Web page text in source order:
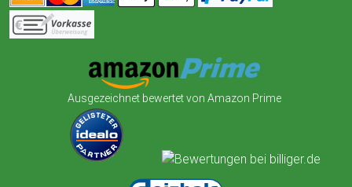
Ausgezeichnet bewertet von Amazon Prime